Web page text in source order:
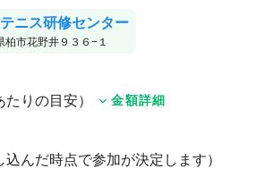
ニス研修センター
市花野井９３６−１
りの目安）
金額詳細
んだ時点で参加が決定します）